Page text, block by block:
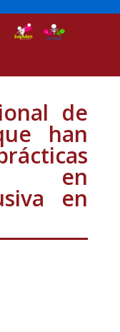
de
han
en
en